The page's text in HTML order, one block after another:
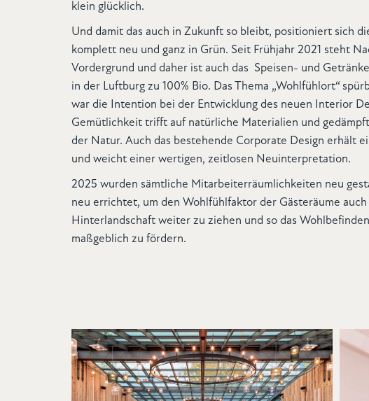
klein glücklich.
Und damit das auch in Zukunft so bleibt, positioniert sich
komplett neu und ganz in Grün. Seit Frühjahr 2021 steht
Vordergrund und daher ist auch das Speisen- und
in der Luftburg zu 100% Bio. Das Thema „Wohlfühlort“
war die Intention bei der Entwicklung des neuen Interior
Gemütlichkeit trifft auf natürliche Materialien und
der Natur. Auch das bestehende Corporate Design erhält
und weicht einer wertigen, zeitlosen Neuinterpretation.
2025 wurden sämtliche Mitarbeiterräumlichkeiten neu
neu errichtet, um den Wohlfühlfaktor der Gästeräume
Hinterlandschaft weiter zu ziehen und so das
maßgeblich zu fördern.